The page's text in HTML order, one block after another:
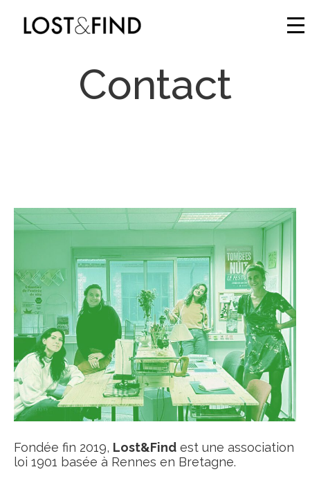
Contact
Fondée fin 2019, Lost&Find est une association
loi 1901 basée à Rennes en Bretagne.